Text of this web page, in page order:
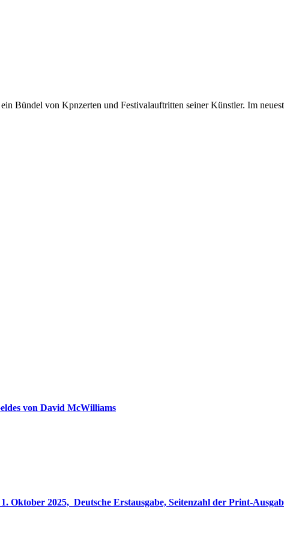
von David McWilliams
Seitenzahl der Print-Ausgabe ‏ : ‎ 848 Seiten, ISBN-13 ‏ : ‎ 978-3764533694, Originaltitel ‏ :